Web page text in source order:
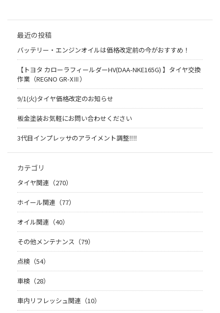
最近の投稿
バッテリー・エンジンオイルは価格改定前の今がおすすめ！
【トヨタ カローラフィールダーHV(DAA-NKE165G) 】タイヤ交換
作業（REGNO GR-XⅢ）
9/1(火)タイヤ価格改定のお知らせ
板金塗装お気軽にお問い合わせください
3代目インプレッサのアライメント調整‼︎‼︎
カテゴリ
タイヤ関連（270）
ホイール関連（77）
オイル関連（40）
その他メンテナンス（79）
点検（54）
車検（28）
車内リフレッシュ関連（10）